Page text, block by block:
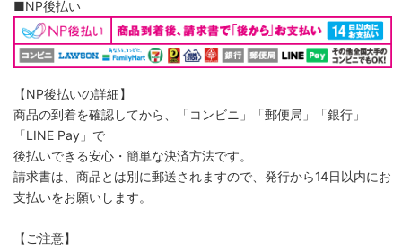
■NP後払い
【NP後払いの詳細】
商品の到着を確認してから、「コンビニ」「郵便局」「銀行」
「LINE Pay」で
後払いできる安心・簡単な決済方法です。
請求書は、商品とは別に郵送されますので、発行から14日以内にお
支払いをお願いします。
【ご注意】